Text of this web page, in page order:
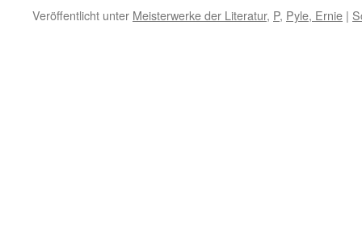
Veröffentlicht unter Meisterwerke der Literatur, P, Pyle, Ernie |